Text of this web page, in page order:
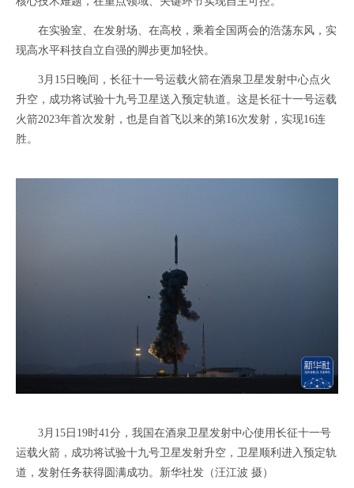
在实验室、在发射场、在高校，乘着全国两会的浩荡东风，实
现高水平科技自立自强的脚步更加轻快。
3月15日晚间，长征十一号运载火箭在酒泉卫星发射中心点火
升空，成功将试验十九号卫星送入预定轨道。这是长征十一号运载
火箭2023年首次发射，也是自首飞以来的第16次发射，实现16连
胜。
3月15日19时41分，我国在酒泉卫星发射中心使用长征十一号
运载火箭，成功将试验十九号卫星发射升空，卫星顺利进入预定轨
道，发射任务获得圆满成功。新华社发（汪江波 摄）